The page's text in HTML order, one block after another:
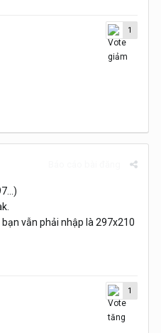
1
vẫn phải nhập là 297x210
1